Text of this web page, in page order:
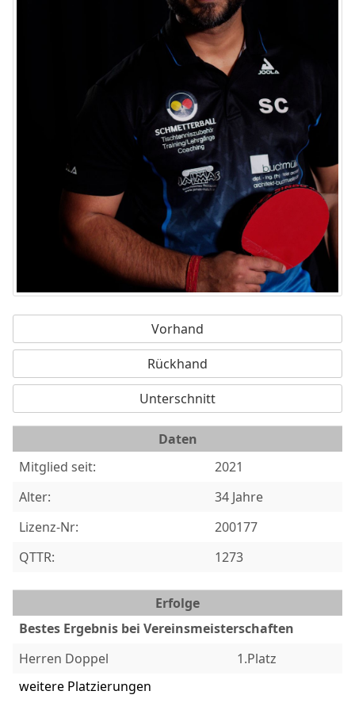
Vorhand
Rückhand
Unterschnitt
Daten
Mitglied seit:
2021
Alter:
34 Jahre
Lizenz-Nr:
200177
QTTR:
1273
Erfolge
Bestes Ergebnis bei Vereinsmeisterschaften
Herren Doppel
1.Platz
weitere Platzierungen